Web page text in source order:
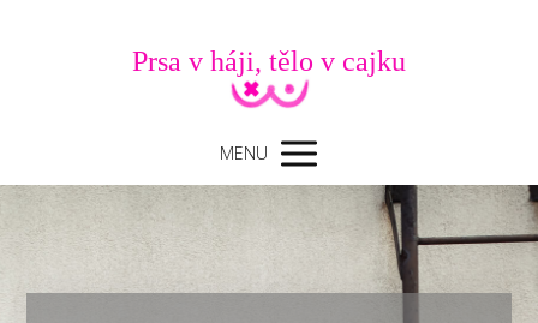
Prsa v háji, tělo v cajku
MENU